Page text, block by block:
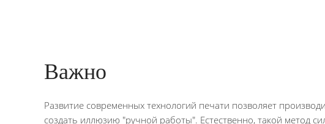
Важно
Развитие современных технологий печати позволяет
создать иллюзию "ручной работы". Естественно, такой метод